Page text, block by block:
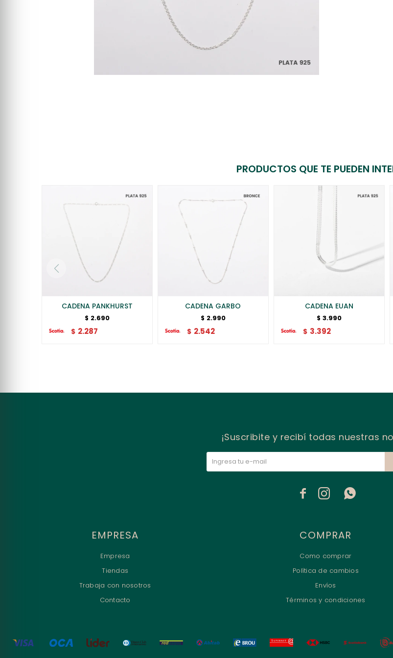
PRODUCTOS QUE TE PUEDEN
CADENA PANKHURST
$ 2.690
$ 2.287
CADENA GARBO
$ 2.990
$ 2.542
CADENA EUAN
$ 3.990
$ 3.392
EMPRESA
Empresa
Tiendas
Trabaja con nosotros
Contacto
COMPRAR
Como comprar
Política de cambios
Envíos
Términos y condiciones
¡Suscribite y recibí todas nuestras
  